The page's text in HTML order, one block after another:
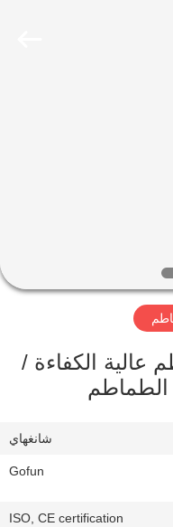
الكفاءة /
شانغهاي
Gofun
ISO, CE certification